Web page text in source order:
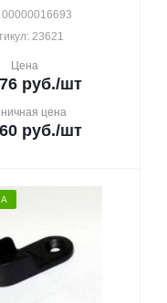
00000016693
23621
Цена
руб./шт
цена
руб./шт